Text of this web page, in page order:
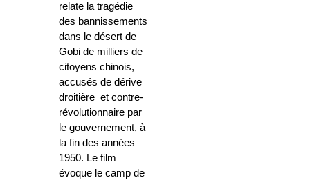
relate la tragédie
des bannissements
dans le désert de
Gobi de milliers de
citoyens chinois,
accusés de dérive
droitière et contre-
révolutionnaire par
le gouvernement, à
la fin des années
1950. Le film
évoque le camp de